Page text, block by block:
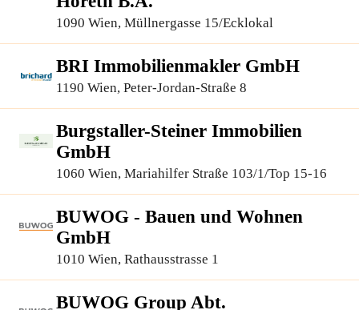
1090 Wien, Müllnergasse 15/Ecklokal
BRI Immobilienmakler GmbH
1190 Wien, Peter-Jordan-Straße 8
Burgstaller-Steiner Immobilien
GmbH
1060 Wien, Mariahilfer Straße 103/1/Top 15-16
BUWOG - Bauen und Wohnen
GmbH
1010 Wien, Rathausstrasse 1
BUWOG Group Abt.